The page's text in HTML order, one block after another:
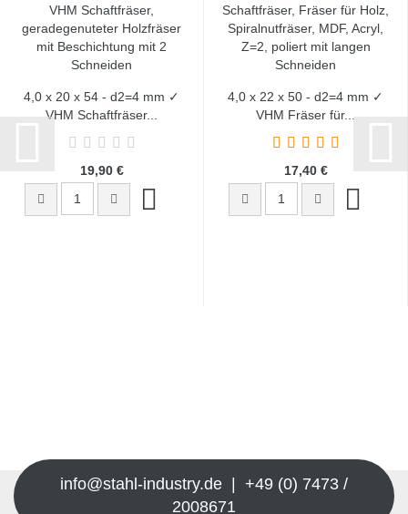
4,0 x 20 x 54 - d2=4 mm ✓
VHM Schaftfräser...
19,90 €
4,0 x 22 x 50 - d2=4 mm ✓
VHM Fräser für...
17,40 €
info@stahl-industry.de | +49 (0) 7473 /
2008671